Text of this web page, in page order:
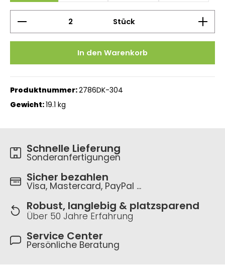
Produkt Anzahl: Gib den gewünschten Wert
Stück
In den Warenkorb
Produktnummer:2786DK-304
Gewicht:19.1 kg
Schnelle Lieferung
Sonderanfertigungen
Sicher bezahlen
Visa, Mastercard, PayPal ...
Robust, langlebig & platzsparend
Über 50 Jahre Erfahrung
Service Center
Persönliche Beratung